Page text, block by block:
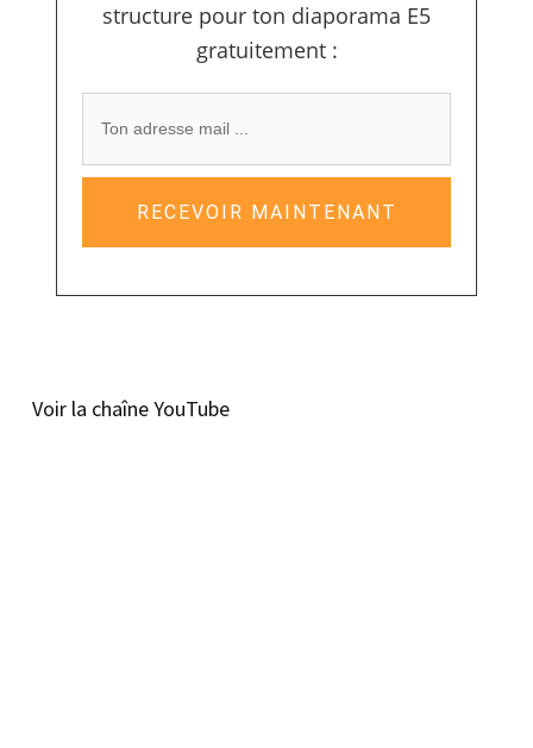
structure pour ton diaporama E5
gratuitement :
RECEVOIR MAINTENANT
Voir la chaîne YouTube